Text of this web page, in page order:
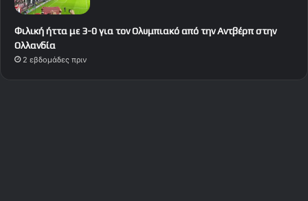
Φιλική ήττα με 3-0 για τον Ολυμπιακό από την Αντβέρπ στην
Ολλανδία
2 εβδομάδες πριν